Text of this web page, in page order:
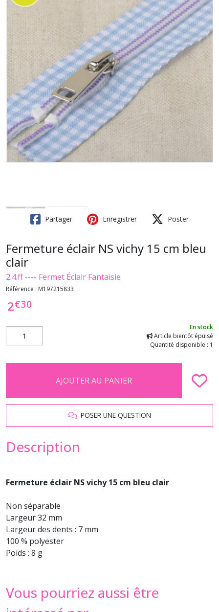
Partager Enregistrer Poster
Fermeture éclair NS vichy 15 cm bleu
clair
2.4.ff ---- Fermet Éclair Fantaisie
Référence : M197215833
2€30
En stock
Article bientôt épuisé
Quantité disponible : 1
AJOUTER AU PANIER
POSER UNE QUESTION
Description
Fermeture éclair NS vichy 15 cm bleu clair
Non séparable
Largeur 32 mm
Largeur des dents : 7 mm
100 % polyester
Poids : 8 g
Vous pourriez aussi être